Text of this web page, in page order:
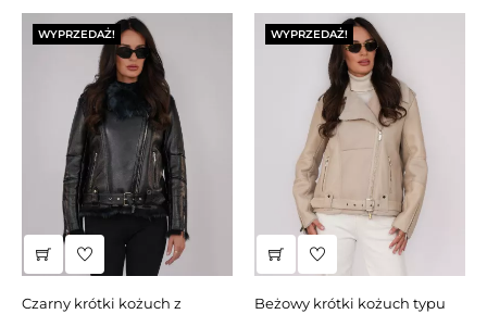
WYPRZEDAŻ!
czarny krótki kożuch z
WYPRZEDAŻ!
beżowy krótki kożuch typu